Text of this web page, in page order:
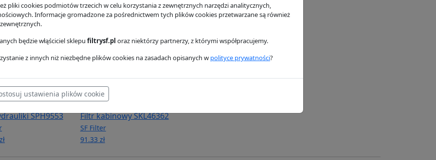
SPH9553 Filtr kabinowy SKL46362
SF Filter
91.33 zł
pliki cookies podmiotów trzecich w celu korzystania z zewnętrznych narzędzi analitycznych,
Informacje gromadzone za pośrednictwem tych plików cookies przetwarzane są również
będzie włąściciel sklepu filtrysf.pl oraz niektórzy partnerzy, z którymi współpracujemy.
z innych niż niezbędne plików cookies na zasadach opisanych w polityce prywatności?
ustawienia plików cookie